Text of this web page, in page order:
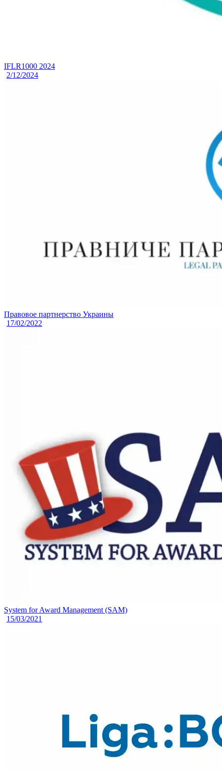
IFLR1000 2024
2/12/2024
Правовое партнерство Украины
17/02/2022
System for Award Management (SAM)
15/03/2021